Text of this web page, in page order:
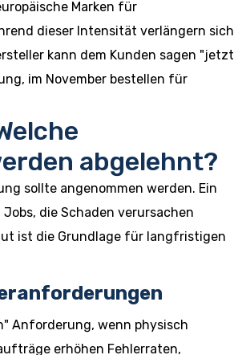
Marken für
dieser Intensität verlängern sich
kann dem Kunden sagen "jetzt
im November bestellen für
abgelehnt?
sollte angenommen werden. Ein
die Schaden verursachen
ist die Grundlage für langfristigen
Anforderung, wenn physisch
erhöhen Fehlerraten,